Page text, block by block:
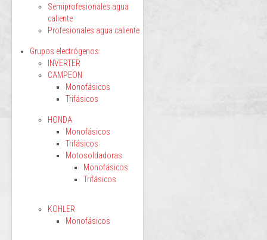
Semiprofesionales agua
caliente
Profesionales agua caliente
Grupos electrógenos
INVERTER
CAMPEON
Monofásicos
Trifásicos
HONDA
Monofásicos
Trifásicos
Motosoldadoras
Monofásicos
Trifásicos
KOHLER
Monofásicos